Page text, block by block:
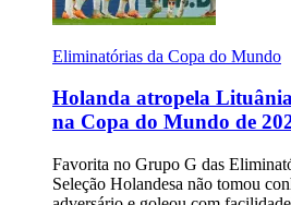
Eliminatórias da Copa do Mundo
Holanda atropela
na Copa do Mundo de
Favorita no Grupo G das
Seleção Holandesa não tomou